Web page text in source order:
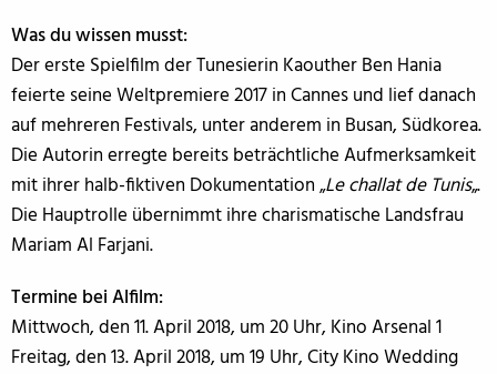
Was du wissen musst:
Der erste Spielfilm der Tunesierin Kaouther Ben Hania
feierte seine Weltpremiere 2017 in Cannes und lief danach
auf mehreren Festivals, unter anderem in Busan, Südkorea.
Die Autorin erregte bereits beträchtliche Aufmerksamkeit
mit ihrer halb-fiktiven Dokumentation „Le challat de Tunis„.
Die Hauptrolle übernimmt ihre charismatische Landsfrau
Mariam Al Farjani.
Termine bei Alfilm:
Mittwoch, den 11. April 2018, um 20 Uhr, Kino Arsenal 1
Freitag, den 13. April 2018, um 19 Uhr, City Kino Wedding